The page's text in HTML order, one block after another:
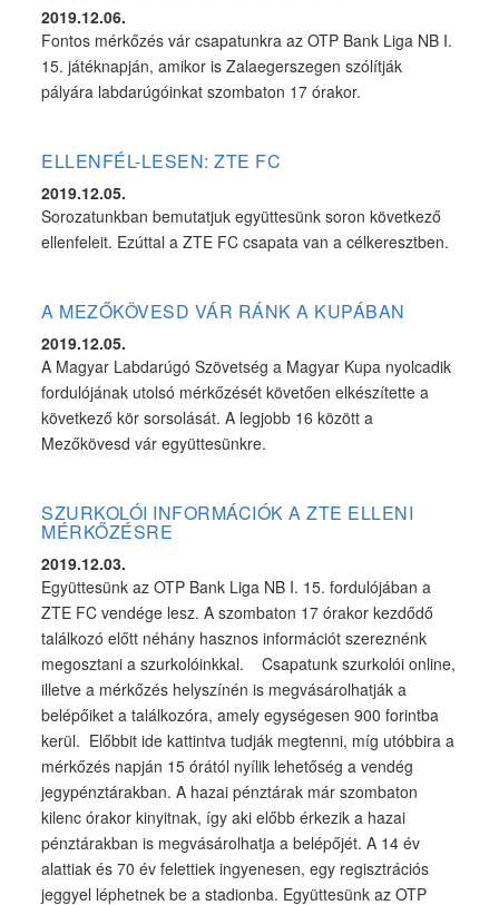
2019.12.06.
Fontos mérkőzés vár csapatunkra az OTP Bank Liga NB I.
15. játéknapján, amikor is Zalaegerszegen szólítják
pályára labdarúgóinkat szombaton 17 órakor.
ELLENFÉL-LESEN: ZTE FC
2019.12.05.
Sorozatunkban bemutatjuk együttesünk soron következő
ellenfeleit. Ezúttal a ZTE FC csapata van a célkeresztben.
A MEZŐKÖVESD VÁR RÁNK A KUPÁBAN
2019.12.05.
A Magyar Labdarúgó Szövetség a Magyar Kupa nyolcadik
fordulójának utolsó mérkőzését követően elkészítette a
következő kör sorsolását. A legjobb 16 között a
Mezőkövesd vár együttesünkre.
SZURKOLÓI INFORMÁCIÓK A ZTE ELLENI
MÉRKŐZÉSRE
2019.12.03.
Együttesünk az OTP Bank Liga NB I. 15. fordulójában a
ZTE FC vendége lesz. A szombaton 17 órakor kezdődő
találkozó előtt néhány hasznos információt szereznénk
megosztani a szurkolóinkkal. Csapatunk szurkolói online,
illetve a mérkőzés helyszínén is megvásárolhatják a
belépőiket a találkozóra, amely egységesen 900 forintba
kerül. Előbbit ide kattintva tudják megtenni, míg utóbbira a
mérkőzés napján 15 órától nyílik lehetőség a vendég
jegypénztárakban. A hazai pénztárak már szombaton
kilenc órakor kinyitnak, így aki előbb érkezik a hazai
pénztárakban is megvásárolhatja a belépőjét. A 14 év
alattiak és 70 év felettiek ingyenesen, egy regisztrációs
jeggyel léphetnek be a stadionba. Együttesünk az OTP